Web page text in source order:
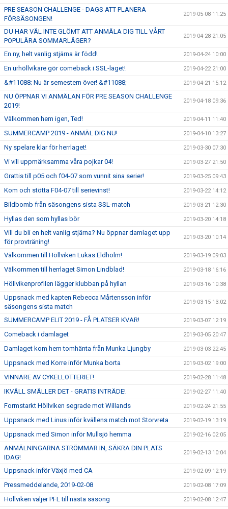
PRE SEASON CHALLENGE - DAGS ATT PLANERA
FÖRSÄSONGEN!
2019-05-08 11:25
DU HAR VÄL INTE GLÖMT ATT ANMÄLA DIG TILL VÅRT
POPULÄRA SOMMARLÄGER?
2019-04-28 21:05
En ny, helt vanlig stjärna är född! 2019-04-24 10:00
En urhöllvikare gör comeback i SSL-laget! 2019-04-22 21:00
&#11088; Nu är semestern över! &#11088; 2019-04-21 15:12
NU ÖPPNAR VI ANMÄLAN FÖR PRE SEASON CHALLENGE
2019!
2019-04-18 09:36
Välkommen hem igen, Ted! 2019-04-11 11:40
SUMMERCAMP 2019 - ANMÄL DIG NU! 2019-04-10 13:27
Ny spelare klar för herrlaget! 2019-03-30 07:30
Vi vill uppmärksamma våra pojkar 04! 2019-03-27 21:50
Grattis till p05 och f04-07 som vunnit sina serier! 2019-03-25 09:43
Kom och stötta F04-07 till serievinst! 2019-03-22 14:12
Bildbomb från säsongens sista SSL-match 2019-03-21 12:30
Hyllas den som hyllas bör 2019-03-20 14:18
Vill du bli en helt vanlig stjärna? Nu öppnar damlaget upp
för provträning!
2019-03-20 10:14
Välkommen till Höllviken Lukas Eldholm! 2019-03-19 09:03
Välkommen till herrlaget Simon Lindblad! 2019-03-18 16:16
Höllvikenprofilen lägger klubban på hyllan 2019-03-16 10:38
Uppsnack med kapten Rebecca Mårtensson inför
säsongens sista match
2019-03-15 13:02
SUMMERCAMP ELIT 2019 - FÅ PLATSER KVAR! 2019-03-07 12:19
Comeback i damlaget 2019-03-05 20:47
Damlaget kom hem tomhänta från Munka Ljungby 2019-03-03 22:45
Uppsnack med Korre inför Munka borta 2019-03-02 19:00
VINNARE AV CYKELLOTTERIET! 2019-02-28 11:48
IKVÄLL SMÄLLER DET - GRATIS INTRÄDE! 2019-02-27 11:40
Formstarkt Höllviken segrade mot Willands 2019-02-24 21:55
Uppsnack med Linus inför kvällens match mot Storvreta 2019-02-19 13:19
Uppsnack med Simon inför Mullsjö hemma 2019-02-16 02:05
ANMÄLNINGARNA STRÖMMAR IN, SÄKRA DIN PLATS
IDAG!
2019-02-13 10:04
Uppsnack inför Växjö med CA 2019-02-09 12:19
Pressmeddelande, 2019-02-08 2019-02-08 17:09
Höllviken väljer PFL till nästa säsong 2019-02-08 12:47